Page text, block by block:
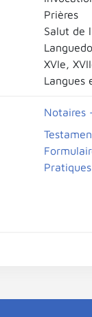
Prières
Salut de
XVIe,
Langues
Notaires